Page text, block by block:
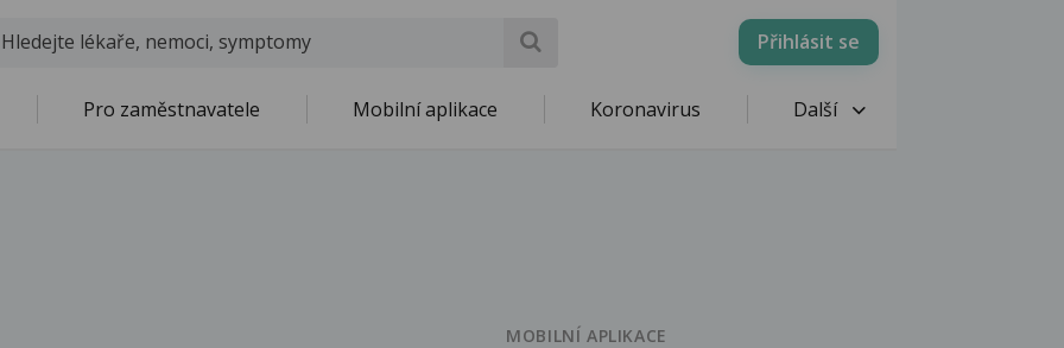
Přihlásit se
Pro zaměstnavatele Mobilní aplikace Koronavirus Další
MOBILNÍ APLIKACE